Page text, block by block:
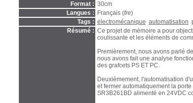
Format : 30cm
Langues :
Français (fre)
Tags : électromécanique automatisation
Résumé : Ce projet de mémoire a pour
coulissante et les éléments de
Premièrement, nous avons parlé
nous avons fait une analyse
des grafcets PS ET PC.
Deuxièmement, l'automatisation
et fermer automatiquement la
SR3B261BD alimenté en 24VDC